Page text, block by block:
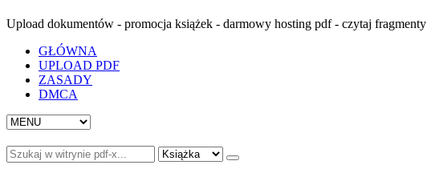
Upload dokumentów - promocja książek - darmowy hosting pdf - czytaj fragmenty
GŁÓWNA
UPLOAD PDF
ZASADY
DMCA